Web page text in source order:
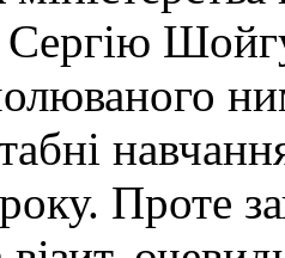
Проте